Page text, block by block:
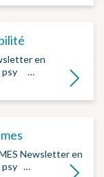
en
psy ­ ­ ­…
Lire la
Newsletter en
psy ­…
Lire la